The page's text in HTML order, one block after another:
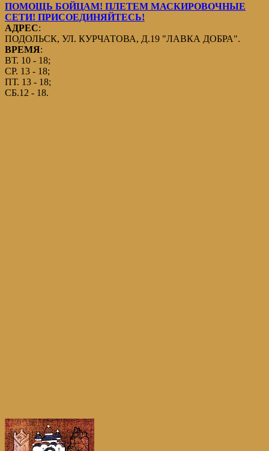
ПОМОЩЬ БОЙЦАМ! ПЛЕТЕМ МАСКИРОВОЧНЫЕ
СЕТИ! ПРИСОЕДИНЯЙТЕСЬ!
АДРЕС:
ПОДОЛЬСК, УЛ. КУРЧАТОВА, Д.19 "ЛАВКА ДОБРА".
ВРЕМЯ:
ВТ. 10 - 18;
СР. 13 - 18;
ПТ. 13 - 18;
СБ.12 - 18.